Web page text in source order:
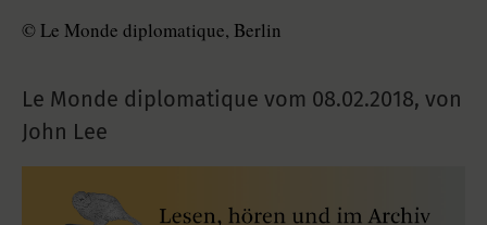
© Le Monde diplomatique, Berlin
Le Monde diplomatique vom 08.02.2018, von
John Lee